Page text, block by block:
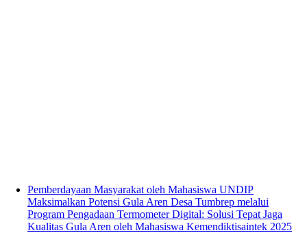
Pemberdayaan Masyarakat oleh Mahasiswa UNDIP
Maksimalkan Potensi Gula Aren Desa Tumbrep melalui
Program Pengadaan Termometer Digital: Solusi Tepat Jaga
Kualitas Gula Aren oleh Mahasiswa Kemendiktisaintek 2025